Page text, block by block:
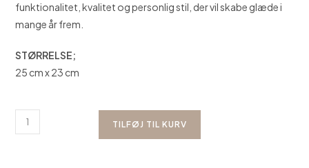
funktionalitet, kvalitet og personlig stil, der vil skabe glæde i
mange år frem.
STØRRELSE;
25 cm x 23 cm
Lampe
-
TILFØJ TIL KURV